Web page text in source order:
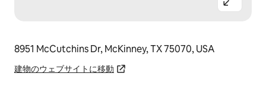
8951 McCutchins Dr, McKinney, TX 75070, USA
建物のウェブサイトに移動